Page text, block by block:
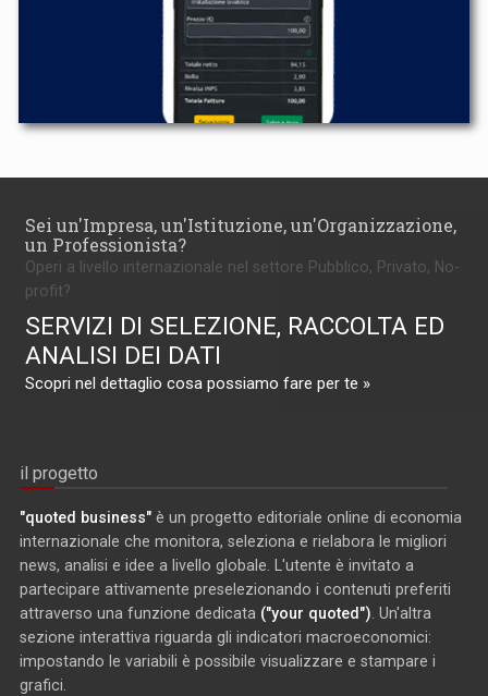
Sei un'Impresa, un'Istituzione, un'Organizzazione,
un Professionista?
Operi a livello internazionale nel settore Pubblico, Privato, No-
profit?
SERVIZI DI SELEZIONE, RACCOLTA ED
ANALISI DEI DATI
Scopri nel dettaglio cosa possiamo fare per te »
il progetto
"quoted business" è un progetto editoriale online di economia
internazionale che monitora, seleziona e rielabora le migliori
news, analisi e idee a livello globale. L'utente è invitato a
partecipare attivamente preselezionando i contenuti preferiti
attraverso una funzione dedicata ("your quoted"). Un'altra
sezione interattiva riguarda gli indicatori macroeconomici:
impostando le variabili è possibile visualizzare e stampare i
grafici.